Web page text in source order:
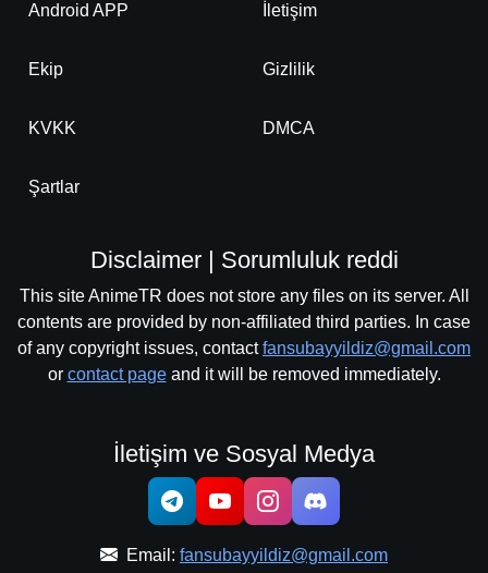
Android APP İletişim
Ekip Gizlilik
KVKK DMCA
Şartlar
Disclaimer | Sorumluluk reddi
This site AnimeTR does not store any files on its server. All
contents are provided by non-affiliated third parties. In case
of any copyright issues, contactfansubayyildiz@gmail.com
or contact pageand it will be removed immediately.
İletişim ve Sosyal Medya
Email: fansubayyildiz@gmail.com